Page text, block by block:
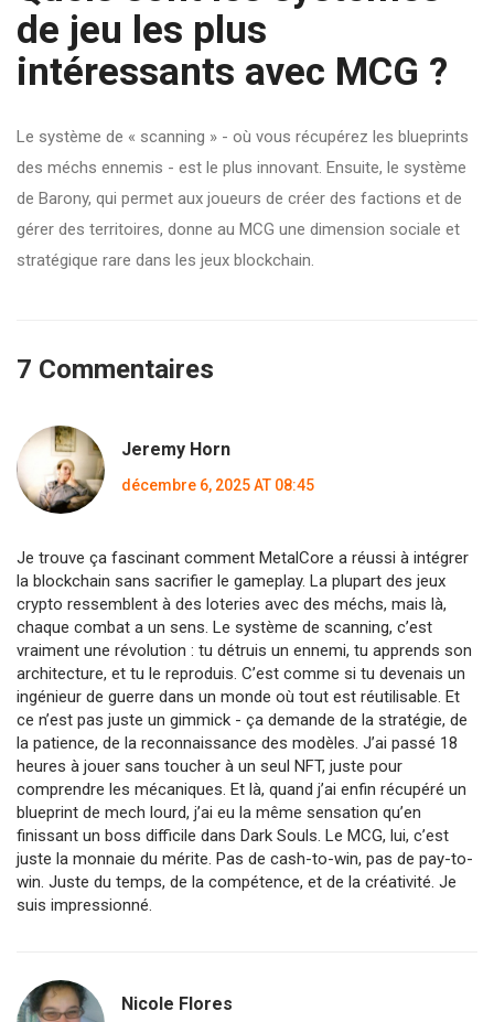
de jeu les plus
intéressants avec MCG ?
Le système de « scanning » - où vous récupérez les blueprints
des méchs ennemis - est le plus innovant. Ensuite, le système
de Barony, qui permet aux joueurs de créer des factions et de
gérer des territoires, donne au MCG une dimension sociale et
stratégique rare dans les jeux blockchain.
7 Commentaires
Jeremy Horn
décembre 6, 2025 AT 08:45
Je trouve ça fascinant comment MetalCore a réussi à intégrer
la blockchain sans sacrifier le gameplay. La plupart des jeux
crypto ressemblent à des loteries avec des méchs, mais là,
chaque combat a un sens. Le système de scanning, c’est
vraiment une révolution : tu détruis un ennemi, tu apprends son
architecture, et tu le reproduis. C’est comme si tu devenais un
ingénieur de guerre dans un monde où tout est réutilisable. Et
ce n’est pas juste un gimmick - ça demande de la stratégie, de
la patience, de la reconnaissance des modèles. J’ai passé 18
heures à jouer sans toucher à un seul NFT, juste pour
comprendre les mécaniques. Et là, quand j’ai enfin récupéré un
blueprint de mech lourd, j’ai eu la même sensation qu’en
finissant un boss difficile dans Dark Souls. Le MCG, lui, c’est
juste la monnaie du mérite. Pas de cash-to-win, pas de pay-to-
win. Juste du temps, de la compétence, et de la créativité. Je
suis impressionné.
Nicole Flores